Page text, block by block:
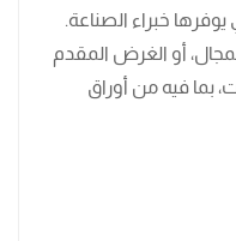
خبراء الصناعة.
أو الغرض المقدم
بما فيه من أوراق